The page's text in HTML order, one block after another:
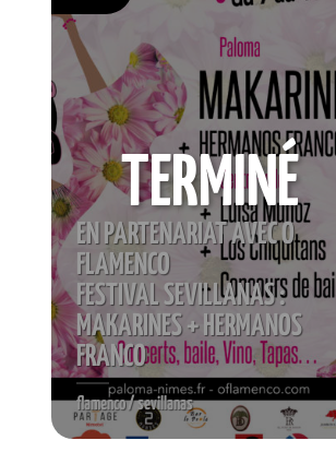
EN PARTENARIAT AVEC O
FLAMENCO
FESTIVAL SEVILLANAS :
MAKARINES + HERMANOS
FRANCO
flamenco / sevillanas
TERMINÉ